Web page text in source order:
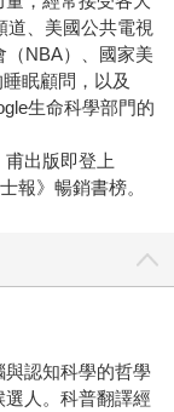
道、美國公共電視
NBA）、國家美
眠顧問，以及
生命科學部門的
甫出版即登上
報》暢銷書榜。
認知科學的哲學
人。科普翻譯經